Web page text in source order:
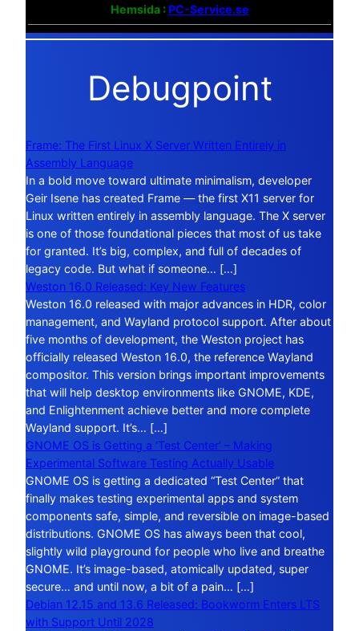
Hemsida :PC-Service.se
Debugpoint
Frame: The First Linux X Server Written Entirely in
Assembly Language
In a bold move toward ultimate minimalism, developer
Geir Isene has created Frame — the first X11 server for
Linux written entirely in assembly language. The X server
is one of those foundational pieces that most of us take
for granted. It’s big, complex, and full of decades of
legacy code. But what if someone… […]
Weston 16.0 Released: Key New Features
Weston 16.0 released with major advances in HDR, color
management, and Wayland protocol support. After about
five months of development, the Weston project has
officially released Weston 16.0, the reference Wayland
compositor. This version brings important improvements
that will help desktop environments like GNOME, KDE,
and Enlightenment achieve better and more complete
Wayland support. It’s… […]
GNOME OS is Getting a ‘Test Center’ – Making
Experimental Software Testing Actually Usable
GNOME OS is getting a dedicated “Test Center” that
finally makes testing experimental apps and system
components safe, simple, and reversible on image-based
distributions. GNOME OS has always been that cool,
slightly wild playground for people who live and breathe
GNOME. It’s image-based, atomically updated, super
secure… and until now, a bit of a pain… […]
Debian 12.15 and 13.6 Released: Bookworm Enters LTS
with Support Until 2028